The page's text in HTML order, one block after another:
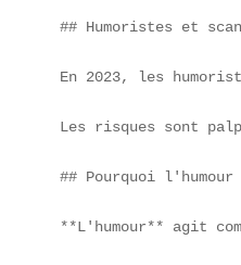
## Humoristes et
En 2023, les
Les risques sont
## Pourquoi
**L'humour** agit